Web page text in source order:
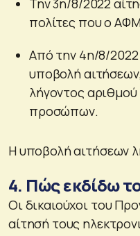
πολίτες που ο ΑΦΜ
Από την 4η/8/2022
υποβολή
λήγοντος
προσώπων.
Η υποβολή αιτήσεων
4. Πώς εκδίδω το
Οι δικαιούχοι του
αίτησή τους